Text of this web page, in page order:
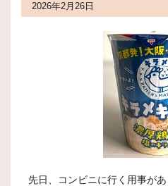
2026年2月26日
先日、コンビニに行く用事が